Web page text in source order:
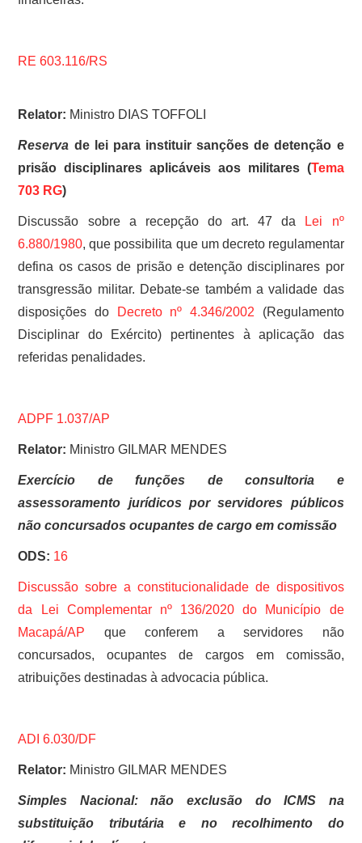
RE 603.116/RS
Relator: Ministro DIAS TOFFOLI
Reserva de lei para instituir sanções de detenção e
prisão disciplinares aplicáveis aos militares (Tema
703 RG)
Discussão sobre a recepção do art. 47 da
Lei nº
6.880/1980, que possibilita que um decreto regulamentar
defina os casos de prisão e detenção disciplinares por
transgressão militar. Debate-se também a validade das
disposições do
Decreto nº 4.346/2002 (Regulamento
Disciplinar do Exército) pertinentes à aplicação das
referidas penalidades.
ADPF 1.037/AP
Relator: Ministro GILMAR MENDES
Exercício de funções de consultoria e
assessoramento jurídicos por servidores públicos
não concursados ocupantes de cargo em comissão
ODS: 16
Discussão sobre a constitucionalidade de dispositivos
da
Lei Complementar nº 136/2020 do Município de
Macapá/AP que conferem a servidores não
concursados, ocupantes de cargos em comissão,
atribuições destinadas à advocacia pública.
ADI 6.030/DF
Relator: Ministro GILMAR MENDES
Simples Nacional: não exclusão do ICMS na
substituição tributária e no recolhimento do